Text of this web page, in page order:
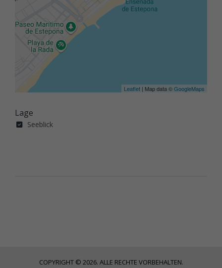
Leaflet | Map data ©GoogleMaps
Lage
Seeblick
COPYRIGHT © 2026. ALLE RECHTE VORBEHALTEN.